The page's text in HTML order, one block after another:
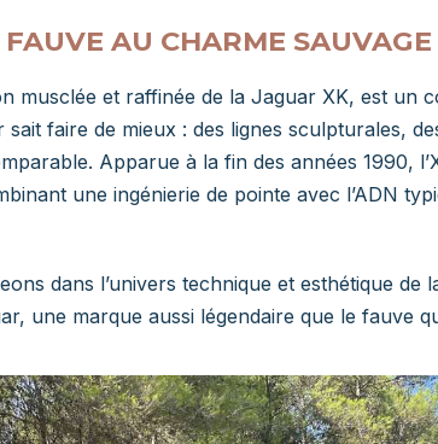
AU CHARME SAUVAGE
musclée et raffinée de la Jaguar XK, est un
faire de mieux : des lignes sculpturales,
Apparue à la fin des années 1990,
une ingénierie de pointe avec l’ADN
dans l’univers technique et esthétique de
une marque aussi légendaire que le fauve